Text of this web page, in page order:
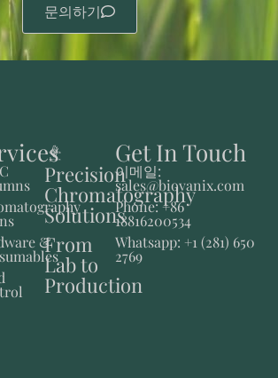
문의하기
Precision
Chromatography
Solutions
From
Lab to
Production
&
Get In Touch
이메일:
sales@biovanix.com
Phone: +86
18816200534
Whatsapp: +1 (281) 650
2769